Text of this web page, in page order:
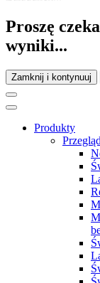
Proszę
wyniki...
Zamknij i kontynuuj
Produkty